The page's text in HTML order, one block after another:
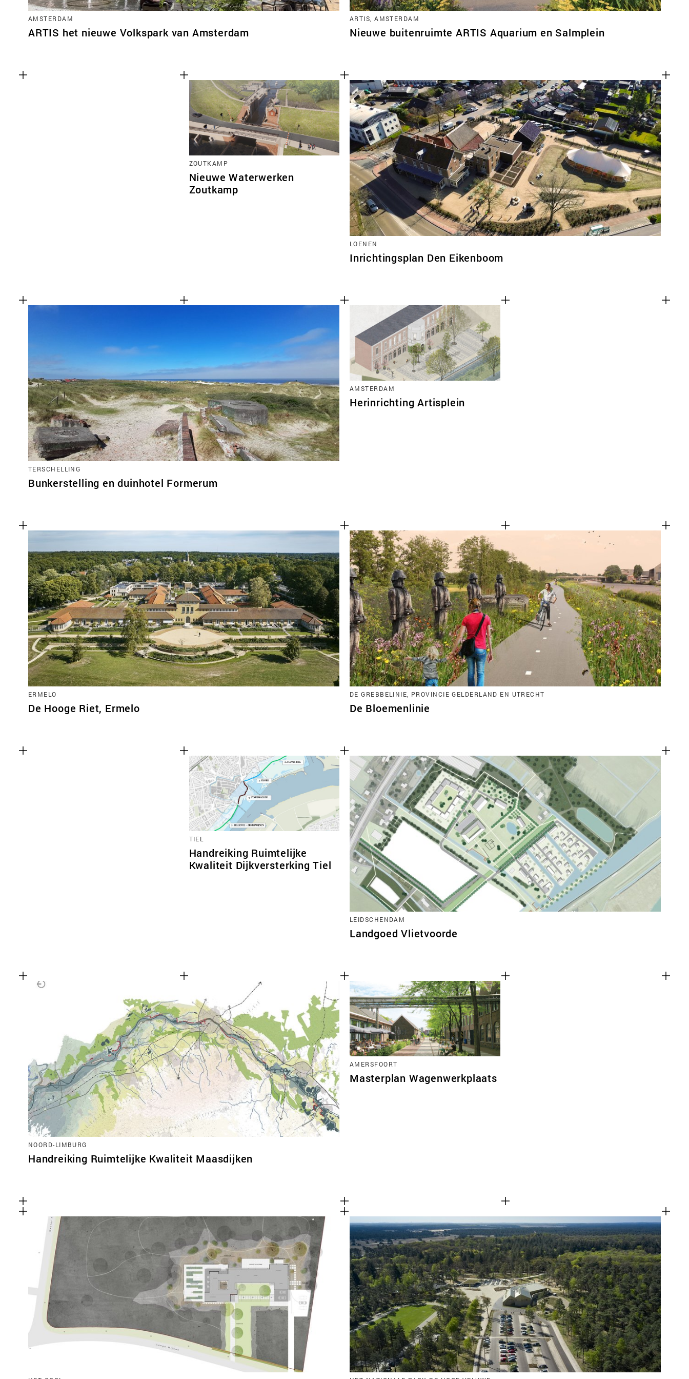
AMSTERDAM
ARTIS het nieuwe Volkspark van Amsterdam
ARTIS, AMSTERDAM
Nieuwe buitenruimte ARTIS Aquarium en Salmplein
ZOUTKAMP
Nieuwe Waterwerken
Zoutkamp
LOENEN
Inrichtingsplan Den Eikenboom
TERSCHELLING
Bunkerstelling en duinhotel Formerum
AMSTERDAM
Herinrichting Artisplein
ERMELO
De Hooge Riet, Ermelo
DE GREBBELINIE, PROVINCIE GELDERLAND EN UTRECHT
De Bloemenlinie
TIEL
Handreiking Ruimtelijke
Kwaliteit Dijkversterking Tiel
LEIDSCHENDAM
Landgoed Vlietvoorde
NOORD-LIMBURG
Handreiking Ruimtelijke Kwaliteit Maasdijken
AMERSFOORT
Masterplan Wagenwerkplaats